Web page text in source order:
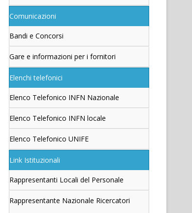
Comunicazioni
Bandi e Concorsi
Gare e informazioni per i fornitori
Elenchi telefonici
Elenco Telefonico INFN Nazionale
Elenco Telefonico INFN locale
Elenco Telefonico UNIFE
Link Istituzionali
Rappresentanti Locali del Personale
Rappresentante Nazionale Ricercatori